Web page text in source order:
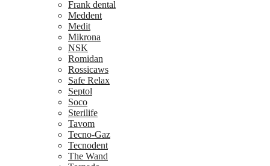
Frank dental
Meddent
Medit
Mikrona
NSK
Romidan
Rossicaws
Safe Relax
Septol
Soco
Sterilife
Tavom
Tecno-Gaz
Tecnodent
The Wand